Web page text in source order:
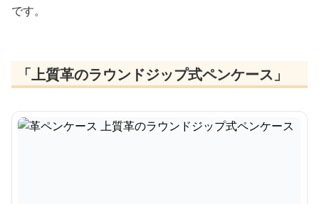
です。
「上質革のラウンドジップ式ペンケース」